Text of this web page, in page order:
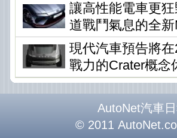
讓高性能電車更
道戰鬥氣息的全
現代汽車預告將
戰力的Crater概念
AutoNet汽車
© 2011